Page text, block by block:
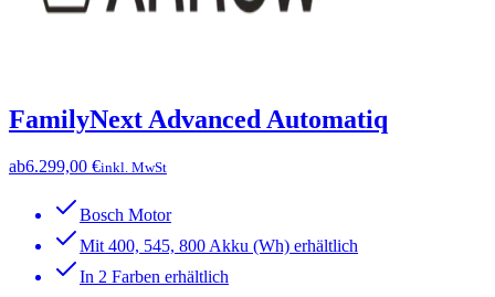
FamilyNext Advanced Automatiq
ab6.299,00 €inkl. MwSt
Bosch Motor
Mit 400, 545, 800 Akku (Wh) erhältlich
In 2 Farben erhältlich